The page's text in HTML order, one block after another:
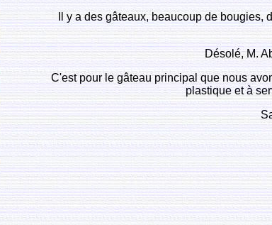
Il y a des gâteaux, beaucoup de bougies,
Désolé, M.
C'est pour le gâteau principal que nous
plastique et à